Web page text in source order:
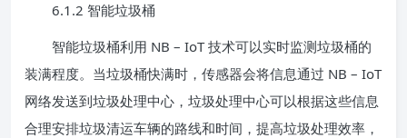
6.1.2 智能垃圾桶
智能垃圾桶利用 NB – IoT 技术可以实时监测垃圾桶的
装满程度。当垃圾桶快满时，传感器会将信息通过 NB – IoT
网络发送到垃圾处理中心，垃圾处理中心可以根据这些信息
合理安排垃圾清运车辆的路线和时间，提高垃圾处理效率，